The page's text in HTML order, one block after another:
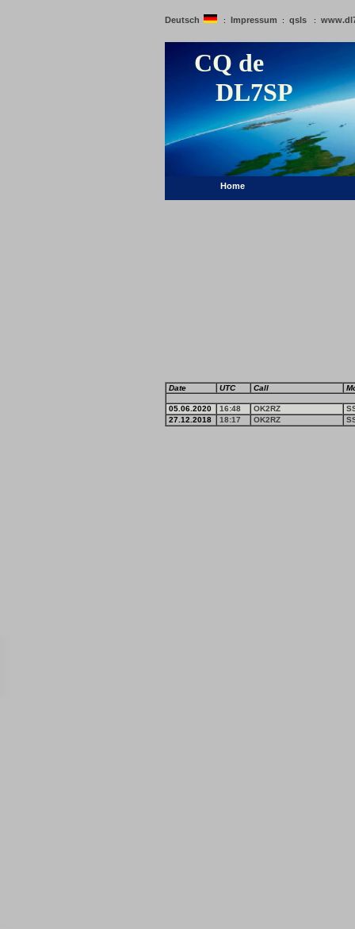
Deutsch : Impressum : qsls :
CQ de
DL7SP
Home
Date UTC Call
05.06.2020 16:48 OK2RZ
27.12.2018
18:17 OK2RZ